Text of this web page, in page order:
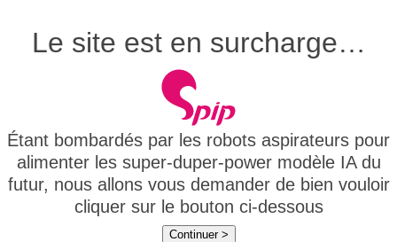
Le site est en surcharge…
Étant bombardés par les robots aspirateurs pour
alimenter les super-duper-power modèle IA du
futur, nous allons vous demander de bien vouloir
cliquer sur le bouton ci-dessous
Continuer >